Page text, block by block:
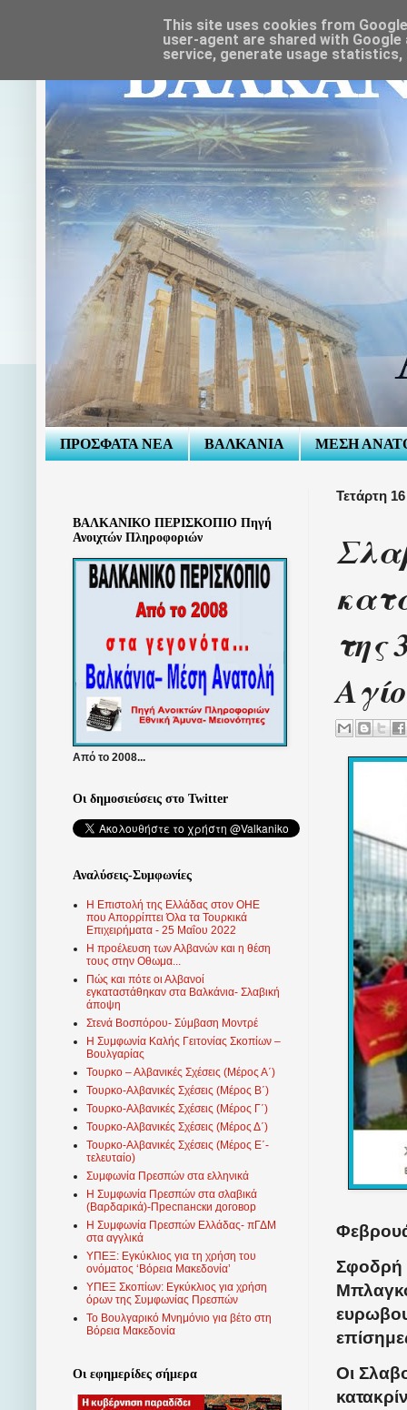
ΠΡΟΣΦΑΤΑ ΝΕΑ ΒΑΛΚΑΝΙΑ ΜΕΣΗ
Τετάρτη
της
Σφοδρή
Οι
ΒΑΛΚΑΝΙΚΟ ΠΕΡΙΣΚΟΠΙΟ Πηγή
Ανοιχτών Πληροφοριών
Από το 2008...
Οι δημοσιεύσεις στο Twitter
Αναλύσεις-Συμφωνίες
Η Επιστολή της Ελλάδας στον ΟΗΕ
που Απορρίπτει Όλα τα Τουρκικά
Επιχειρήματα - 25 Μαΐου 2022
Η προέλευση των Αλβανών και η θέση
τους στην Οθωμα...
Πώς και πότε οι Αλβανοί
εγκαταστάθηκαν στα Βαλκάνια- Σλαβική
άποψη
Στενά Βοσπόρου- Σύμβαση Μοντρέ
Η Συμφωνία Καλής Γειτονίας Σκοπίων –
Βουλγαρίας
Τουρκο – Αλβανικές Σχέσεις (Mέρος Α΄)
Τουρκο-Αλβανικές Σχέσεις (Μέρος Β΄)
Τουρκο-Αλβανικές Σχέσεις (Μέρος Γ΄)
Τουρκο-Αλβανικές Σχέσεις (Μέρος Δ΄)
Τουρκο-Αλβανικές Σχέσεις (Μέρος Ε΄-
τελευταίο)
Συμφωνία Πρεσπών στα ελληνικά
Η Συμφωνία Πρεσπών στα σλαβικά
(Βαρδαρικά)-Преспански договор
Η Συμφωνία Πρεσπών Ελλάδας- πΓΔΜ
στα αγγλικά
ΥΠΕΞ: Εγκύκλιος για τη χρήση του
ονόματος ‘Βόρεια Μακεδονία’
ΥΠΕΞ Σκοπίων: Εγκύκλιος για χρήση
όρων της Συμφωνίας Πρεσπών
Το Βουλγαρικό Μνημόνιο για βέτο στη
Βόρεια Μακεδονία
Οι εφημερίδες σήμερα
This site uses cookies from
user-agent are shared with
service, generate usage statistics,